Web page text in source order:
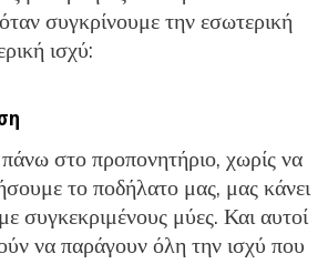
συγκρίνουμε την εσωτερική
ισχύ:
στο προπονητήριο, χωρίς να
το ποδήλατο μας, μας κάνει
συγκεκριμένους μύες. Και αυτοί
να παράγουν όλη την ισχύ που